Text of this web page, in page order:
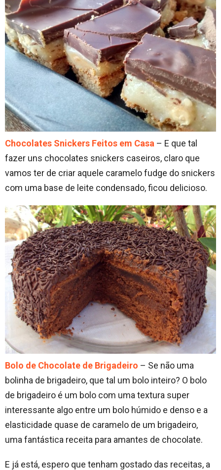
Chocolates Snickers Feitos em Casa – E que tal
fazer uns chocolates snickers caseiros, claro que
vamos ter de criar aquele caramelo fudge do snickers
com uma base de leite condensado, ficou delicioso.
Bolo de Chocolate de Brigadeiro – Se não uma
bolinha de brigadeiro, que tal um bolo inteiro? O bolo
de brigadeiro é um bolo com uma textura super
interessante algo entre um bolo húmido e denso e a
elasticidade quase de caramelo de um brigadeiro,
uma fantástica receita para amantes de chocolate.
E já está, espero que tenham gostado das receitas, a